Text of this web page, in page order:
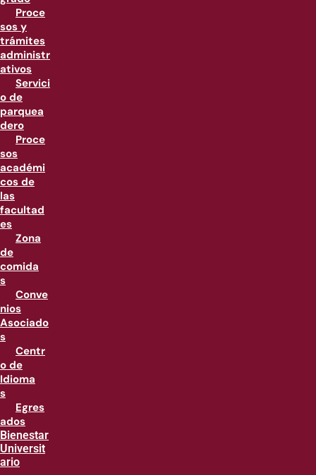
Proce
sos y
trámites
administr
ativos
Servici
o de
parquea
dero
Proce
sos
académi
cos de
las
facultad
es
Zona
de
comida
s
Conve
nios
Asociado
s
Centr
o de
Idioma
s
Egres
ados
Bienestar
Universit
ario